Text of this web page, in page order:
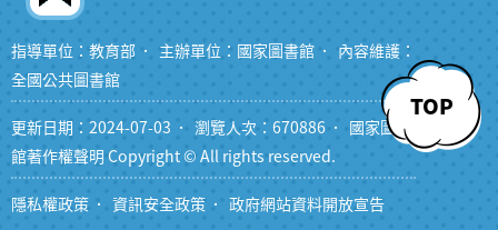
TOP
指導單位：教育部 主辦單位：國家圖書館
內容維護：
全國公共圖書館
更新日期：2024-07-03 瀏覽人次：670886
國家圖書
館著作權聲明 Copyright © All rights reserved.
隱私權政策 資訊安全政策 政府網站資料開放宣告